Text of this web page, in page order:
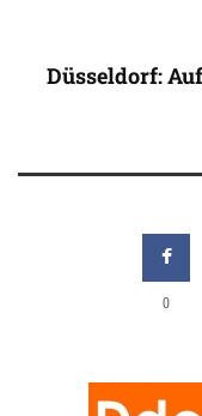
Düsseldorf:
0